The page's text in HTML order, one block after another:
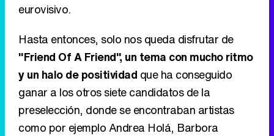
eurovisivo.
Hasta entonces, solo nos queda disfrutar de
"Friend Of A Friend", un tema con mucho ritmo
y un halo de positividad que ha conseguido
ganar a los otros siete candidatos de la
preselección, donde se encontraban artistas
como por ejemplo Andrea Holá, Barbora